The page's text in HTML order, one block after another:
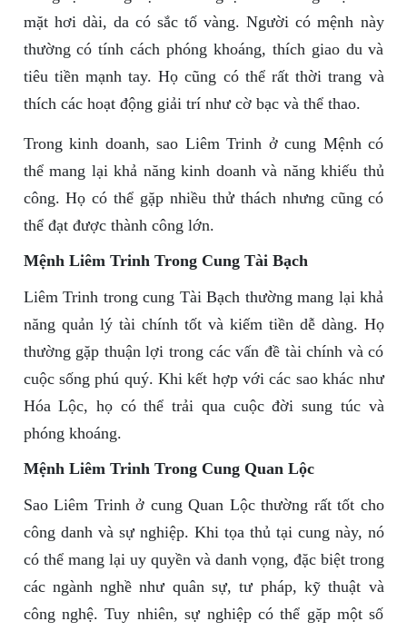
mặt hơi dài, da có sắc tố vàng. Người có mệnh này
thường có tính cách phóng khoáng, thích giao du và
tiêu tiền mạnh tay. Họ cũng có thể rất thời trang và
thích các hoạt động giải trí như cờ bạc và thể thao.
Trong kinh doanh, sao Liêm Trinh ở cung Mệnh có
thể mang lại khả năng kinh doanh và năng khiếu thủ
công. Họ có thể gặp nhiều thử thách nhưng cũng có
thể đạt được thành công lớn.
Mệnh Liêm Trinh Trong Cung Tài Bạch
Liêm Trinh trong cung Tài Bạch thường mang lại khả
năng quản lý tài chính tốt và kiếm tiền dễ dàng. Họ
thường gặp thuận lợi trong các vấn đề tài chính và có
cuộc sống phú quý. Khi kết hợp với các sao khác như
Hóa Lộc, họ có thể trải qua cuộc đời sung túc và
phóng khoáng.
Mệnh Liêm Trinh Trong Cung Quan Lộc
Sao Liêm Trinh ở cung Quan Lộc thường rất tốt cho
công danh và sự nghiệp. Khi tọa thủ tại cung này, nó
có thể mang lại uy quyền và danh vọng, đặc biệt trong
các ngành nghề như quân sự, tư pháp, kỹ thuật và
công nghệ. Tuy nhiên, sự nghiệp có thể gặp một số